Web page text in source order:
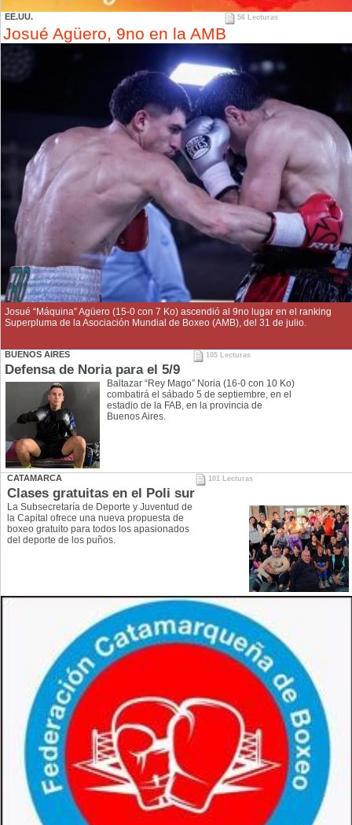
EE.UU. 56 Lecturas
Josué Agüero, 9no en la AMB
Josué “Máquina” Agüero (15-0 con 7 Ko) ascendió al 9no lugar en el ranking
Superpluma de la Asociación Mundial de Boxeo (AMB), del 31 de julio.
BUENOS AIRES 105 Lecturas
Defensa de Noria para el 5/9
Baltazar “Rey Mago” Noria (16-0 con 10 Ko)
combatirá el sábado 5 de septiembre, en el
estadio de la FAB, en la provincia de
Buenos Aires.
CATAMARCA 101 Lecturas
Clases gratuitas en el Poli sur
La Subsecretaría de Deporte y Juventud de
la Capital ofrece una nueva propuesta de
boxeo gratuito para todos los apasionados
del deporte de los puños.